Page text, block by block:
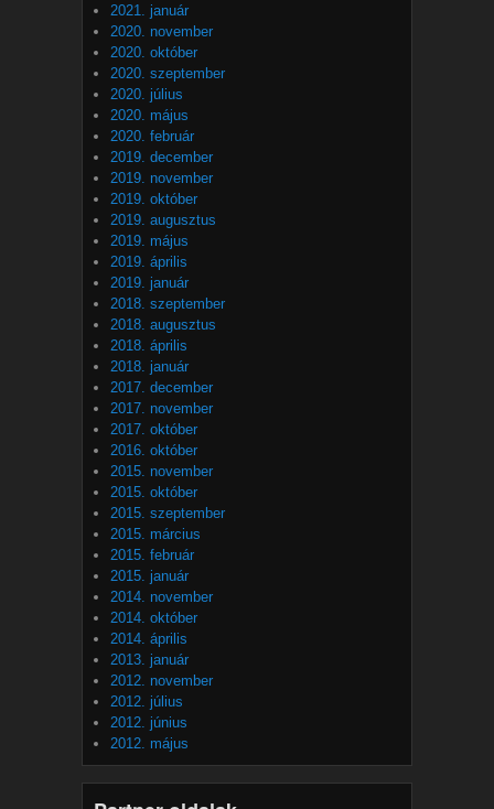
2021. január
2020. november
2020. október
2020. szeptember
2020. július
2020. május
2020. február
2019. december
2019. november
2019. október
2019. augusztus
2019. május
2019. április
2019. január
2018. szeptember
2018. augusztus
2018. április
2018. január
2017. december
2017. november
2017. október
2016. október
2015. november
2015. október
2015. szeptember
2015. március
2015. február
2015. január
2014. november
2014. október
2014. április
2013. január
2012. november
2012. július
2012. június
2012. május